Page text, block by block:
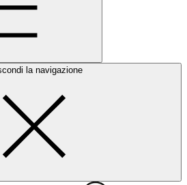
la navigazione